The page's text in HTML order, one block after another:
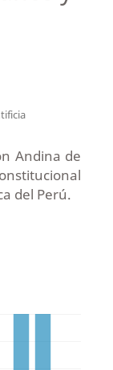
Andina de
del Perú.